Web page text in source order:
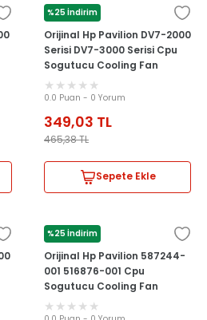
%25 İndirim
HP
Orijinal Hp Pavilion DV7-2000
Serisi DV7-3000 Serisi Cpu
Sogutucu Cooling Fan
0.0 Puan - 0 Yorum
349,03 TL
465,38TL
Sepete Ekle
%25 İndirim
HP
Orijinal Hp Pavilion 587244-
001 516876-001 Cpu
Sogutucu Cooling Fan